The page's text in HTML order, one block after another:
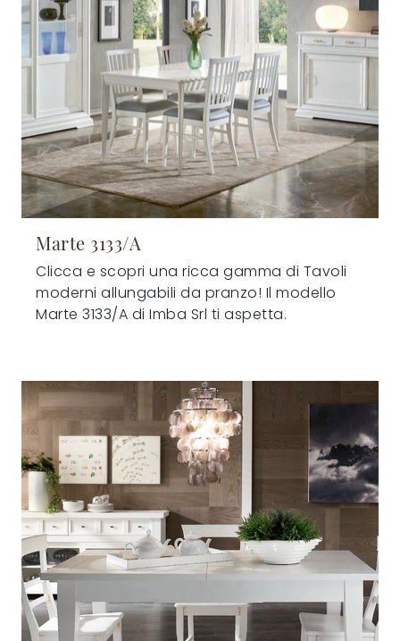
Marte 3133/A
Clicca e scopri una ricca gamma di Tavoli
moderni allungabili da pranzo! Il modello
Marte 3133/A di Imba Srl ti aspetta.